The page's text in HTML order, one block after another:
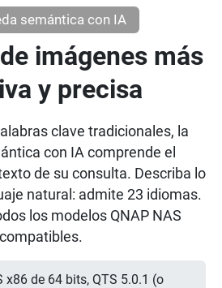
semántica con IA
imágenes más
y precisa
clave tradicionales, la
con IA comprende el
de su consulta. Describa lo
natural: admite 23 idiomas.
los modelos QNAP NAS
compatibles.
x86 de 64 bits, QTS 5.0.1 (o